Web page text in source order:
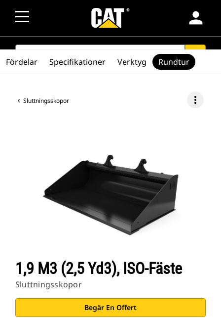
person
SEARCH search
Sluttningsskopor more_vert
1,9 M3 (2,5 Yd3), ISO-Fäste
Sluttningsskopor
Begär En Offert
Fördelar Specifikationer Verktyg Rundtur